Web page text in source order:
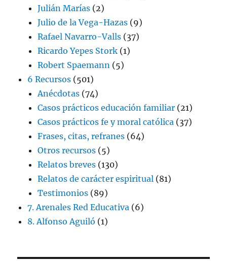
Julián Marías (2)
Julio de la Vega-Hazas (9)
Rafael Navarro-Valls (37)
Ricardo Yepes Stork (1)
Robert Spaemann (5)
6 Recursos (501)
Anécdotas (74)
Casos prácticos educación familiar (21)
Casos prácticos fe y moral católica (37)
Frases, citas, refranes (64)
Otros recursos (5)
Relatos breves (130)
Relatos de carácter espiritual (81)
Testimonios (89)
7. Arenales Red Educativa (6)
8. Alfonso Aguiló (1)